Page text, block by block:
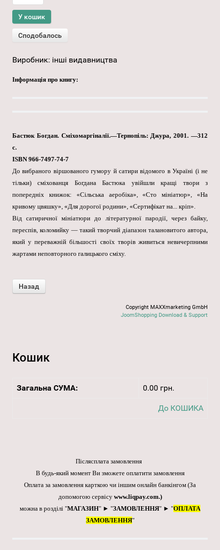
Виробник: інші видавництва
Інформація про книгу:
Бастюк Богдан. Сміхомаргіналії.—Тернопіль: Джура, 2001. —312
с.
ISBN 966-7497-74-7
До вибраного віршованого гумору й сатири відомого в Україні (і не
тільки) сміхованця Богдана Бастюка увійшли кращі твори з
попередніх книжок: «Сільська аеробіка», «Сто мініатюр», «На
кривому цвяшку», «Для дорогої родини», «Сертифікат на... кріп».
Від сатиричної мініатюри до літературної пародії, через байку,
переспів, коломийку — такий творчий діапазон талановитого автора,
який у переважній більшості своїх творів живиться невичерпними
жартами неповторного галицького сміху.
Copyright MAXXmarketing GmbH
JoomShopping Download & Support
Кошик
Загальна СУМА: 0.00 грн.
До КОШИКА
Післясплата замовлення
В будь-який момент Ви зможете оплатити замовлення
Оплата за замовлення карткою чи іншим онлайн банкінгом (За
допомогою сервісу www.liqpay.com.)
можна в розділі "МАГАЗИН" ► "ЗАМОВЛЕННЯ" ► "ОПЛАТА
ЗАМОВЛЕННЯ"